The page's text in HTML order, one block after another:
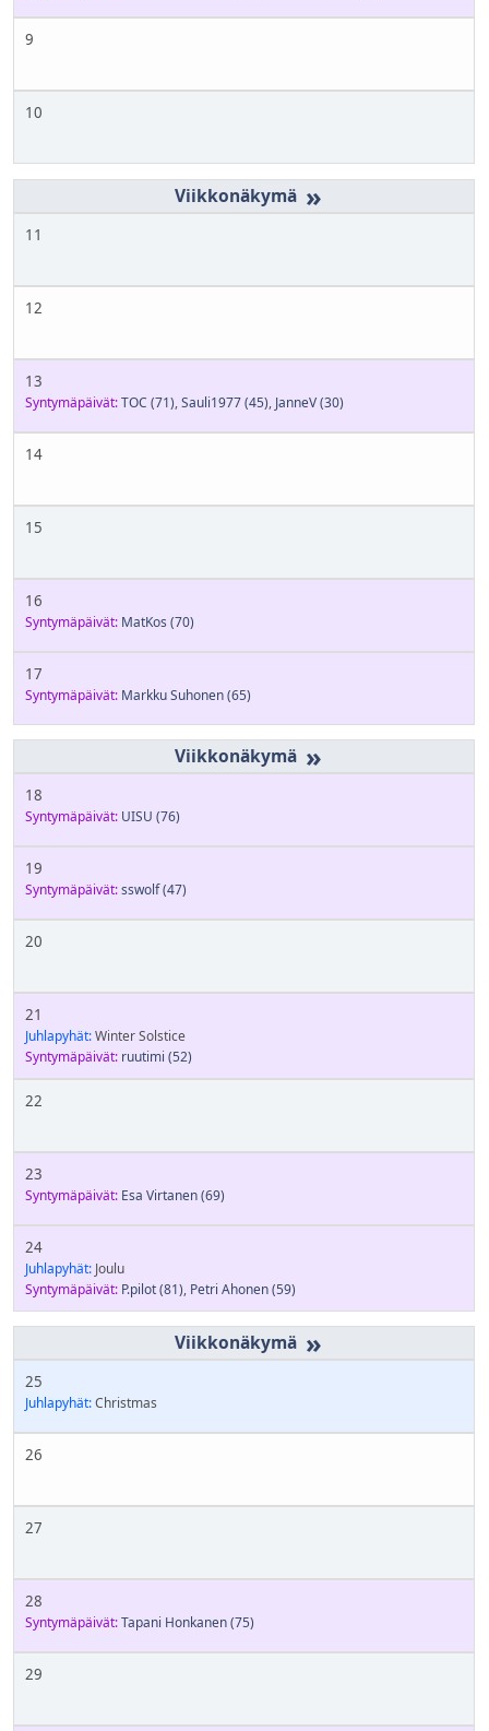
9
10
»
11
12
13
Syntymäpäivät:TOC (71),Sauli1977(45), JanneV(30)
14
15
16
Syntymäpäivät: MatKos (70)
17
Syntymäpäivät: Markku Suhonen(65)
»
18
Syntymäpäivät: UISU (76)
19
Syntymäpäivät:sswolf(47)
20
21
Juhlapyhät:Winter Solstice
Syntymäpäivät: ruutimi (52)
22
23
Syntymäpäivät: Esa Virtanen(69)
24
Juhlapyhät: Joulu
Syntymäpäivät: P.pilot(81), Petri Ahonen(59)
»
25
Juhlapyhät:Christmas
26
27
28
Syntymäpäivät:Tapani Honkanen(75)
29